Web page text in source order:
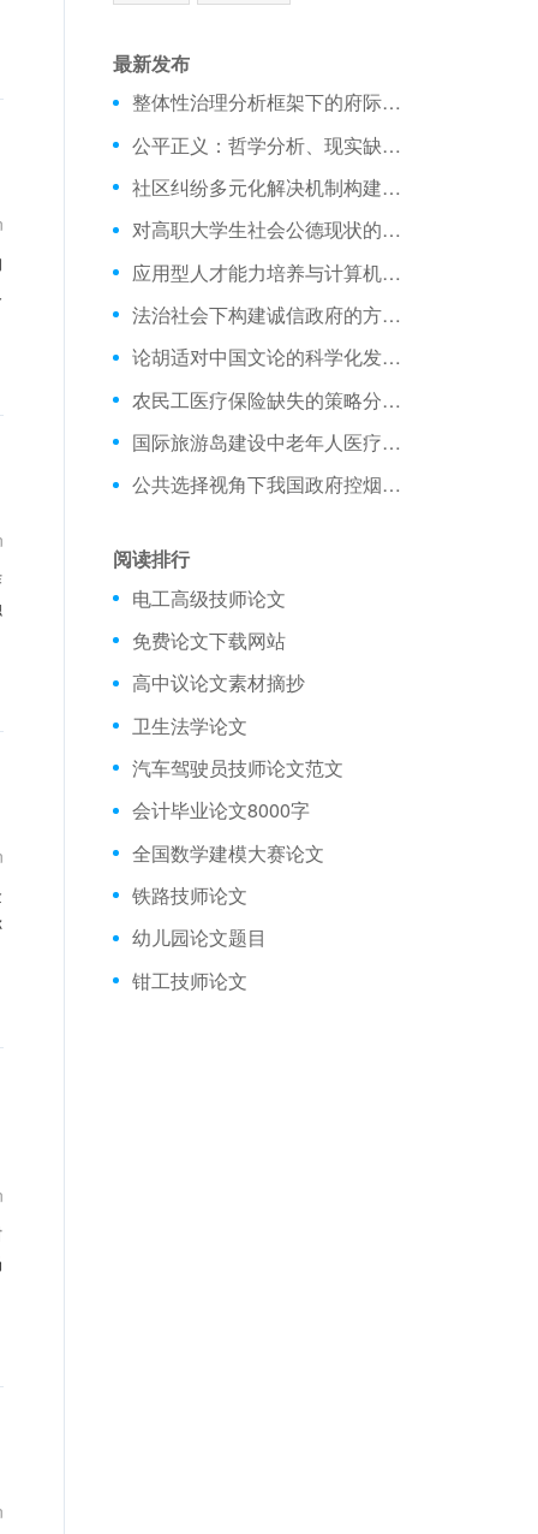
最新发布
整体性治理分析框架下的府际关系建构的策略研究_行政管理论文
公平正义：哲学分析、现实缺失的管理方式_行政管理论文
社区纠纷多元化解决机制构建中的法文化传承策略_行政管理论文
对高职大学生社会公德现状的调查统计报告分析_行政管理论文
应用型人才能力培养与计算机测控实践的问题和策略_行政管理论文
法治社会下构建诚信政府的方法创新_行政管理论文
论胡适对中国文论的科学化发展的策略_行政管理论文
农民工医疗保险缺失的策略分析_行政管理论文
国际旅游岛建设中老年人医疗保健旅游的发展的现状分析_行政管理
公共选择视角下我国政府控烟低效分析_行政管理论文
阅读排行
电工高级技师论文
免费论文下载网站
高中议论文素材摘抄
卫生法学论文
汽车驾驶员技师论文范文
会计毕业论文8000字
全国数学建模大赛论文
铁路技师论文
幼儿园论文题目
钳工技师论文